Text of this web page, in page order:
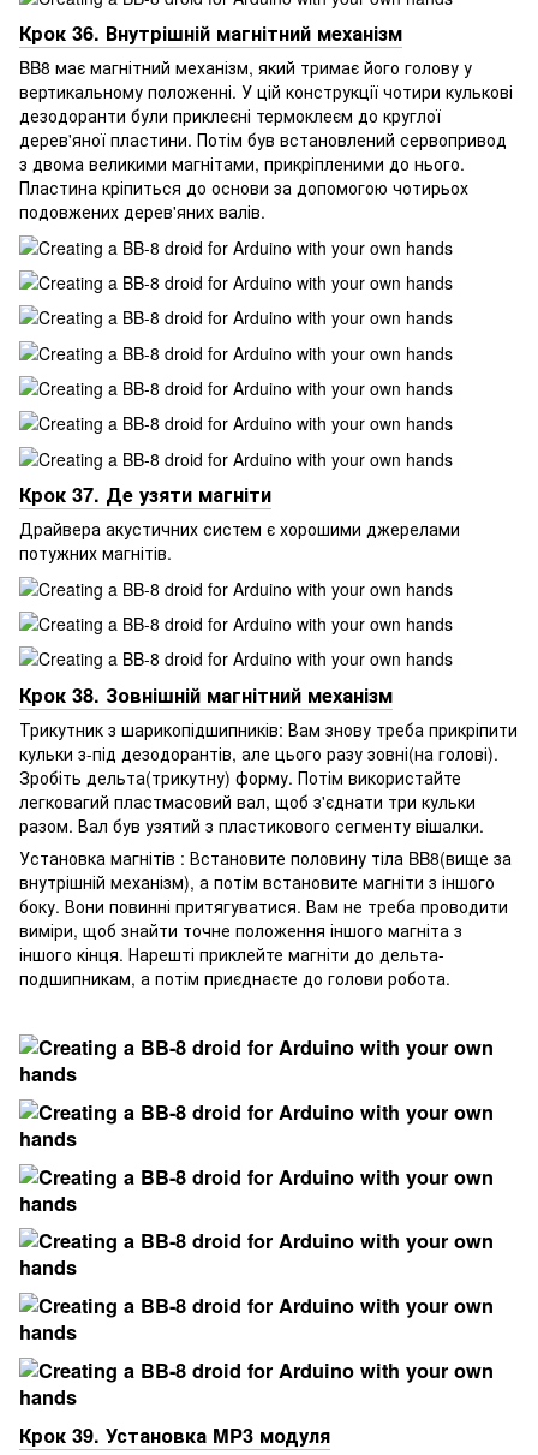
Крок 36. Внутрішній магнітний механізм
BB8 має магнітний механізм, який тримає його голову у
вертикальному положенні. У цій конструкції чотири кулькові
дезодоранти були приклеєні термоклеєм до круглої
дерев'яної пластини. Потім був встановлений сервопривод
з двома великими магнітами, прикріпленими до нього.
Пластина кріпиться до основи за допомогою чотирьох
подовжених дерев'яних валів.
Крок 37. Де узяти магніти
Драйвера акустичних систем є хорошими джерелами
потужних магнітів.
Крок 38. Зовнішній магнітний механізм
Трикутник з шарикопідшипників: Вам знову треба прикріпити
кульки з-під дезодорантів, але цього разу зовні(на голові).
Зробіть дельта(трикутну) форму. Потім використайте
легковагий пластмасовий вал, щоб з'єднати три кульки
разом. Вал був узятий з пластикового сегменту вішалки.
Установка магнітів : Встановите половину тіла BB8(вище за
внутрішній механізм), а потім встановите магніти з іншого
боку. Вони повинні притягуватися. Вам не треба проводити
виміри, щоб знайти точне положення іншого магніта з
іншого кінця. Нарешті приклейте магніти до дельта-
подшипникам, а потім приєднаєте до голови робота.
Крок 39. Установка MP3 модуля